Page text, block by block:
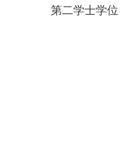
第二学士学位